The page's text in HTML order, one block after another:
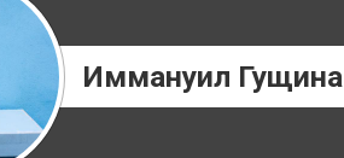
Иммануил Гущинa